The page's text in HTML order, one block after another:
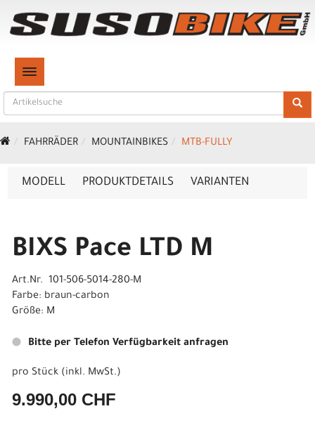
TOGGLE NAVIGATION
FAHRRÄDER MOUNTAINBIKES MTB-FULLY
MODELL PRODUKTDETAILS VARIANTEN
BIXS Pace LTD M
Art.Nr. 101-506-5014-280-M
Farbe: braun-carbon
Größe: M
Bitte per Telefon Verfügbarkeit anfragen
pro Stück (inkl. MwSt.)
9.990,00 CHF